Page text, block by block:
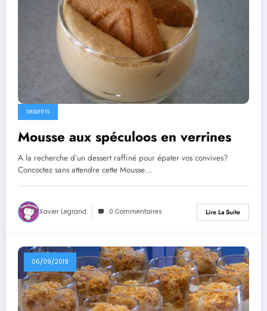
DESSERTS
Mousse aux spéculoos en verrines
A la recherche d’un dessert raffiné pour épater vos convives?
Concoctez sans attendre cette Mousse…
Xavier Legrand 0 Commentaires Lire La Suite
06/09/2019